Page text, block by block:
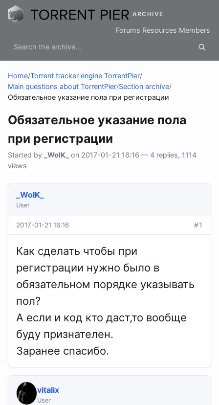
ARCHIVE
Forums Resources Members
Home/Torrent tracker engine TorrentPier/
Main questions about TorrentPier/Section archive/
Обязательное указание пола при регистрации
Обязательное указание пола
при регистрации
Started by _WolK_
on 2017-01-21 16:16 — 4 replies, 1114
views
_WolK_
User
2017-01-21 16:16 #1
Как сделать чтобы при
регистрации нужно было в
обязательном порядке указывать
пол?
А если и код кто даст,то вообще
буду признателен.
Заранее спасибо.
vitalix
User